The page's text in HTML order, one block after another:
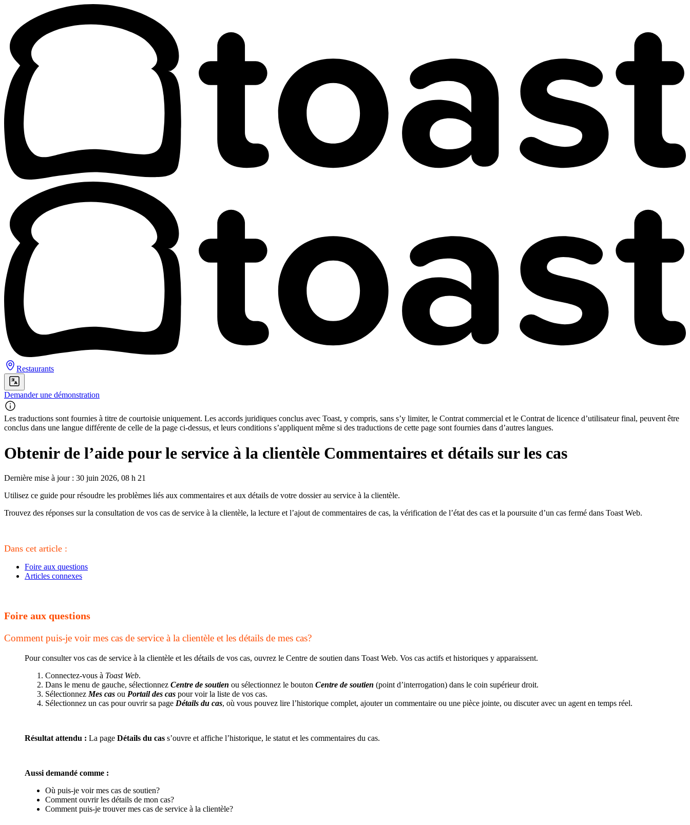
Restaurants
Demander une démonstration
Les traductions sont fournies à titre de courtoisie uniquement. Les accords juridiques conclus avec Toast, y compris, sans s’y limiter, le Contrat commercial et le Contrat de licence d’utilisateur final, peuvent être
conclus dans une langue différente de celle de la page ci-dessus, et leurs conditions s’appliquent même si des traductions de cette page sont fournies dans d’autres langues.
Obtenir de l’aide pour le service à la clientèle Commentaires et détails sur les cas
Dernière mise à jour : 30 juin 2026, 08 h 21
Utilisez ce guide pour résoudre les problèmes liés aux commentaires et aux détails de votre dossier au service à la clientèle.
Trouvez des réponses sur la consultation de vos cas de service à la clientèle, la lecture et l’ajout de commentaires de cas, la vérification de l’état des cas et la poursuite d’un cas fermé dans Toast Web.
Dans cet article :
Foire aux questions
Articles connexes
Foire aux questions
Comment puis-je voir mes cas de service à la clientèle et les détails de mes cas?
Pour consulter vos cas de service à la clientèle et les détails de vos cas, ouvrez le Centre de soutien dans Toast Web. Vos cas actifs et historiques y apparaissent.
Connectez-vous à Toast Web.
Dans le menu de gauche, sélectionnez Centre de soutien ou sélectionnez le bouton Centre de soutien (point d’interrogation) dans le coin supérieur droit.
Sélectionnez Mes cas ou Portail des cas pour voir la liste de vos cas.
Sélectionnez un cas pour ouvrir sa page Détails du cas, où vous pouvez lire l’historique complet, ajouter un commentaire ou une pièce jointe, ou discuter avec un agent en temps réel.
Résultat attendu : La page Détails du cas s’ouvre et affiche l’historique, le statut et les commentaires du cas.
Aussi demandé comme :
Où puis-je voir mes cas de soutien?
Comment ouvrir les détails de mon cas?
Comment puis-je trouver mes cas de service à la clientèle?